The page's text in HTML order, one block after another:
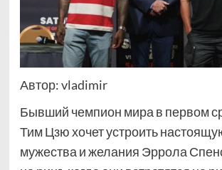
Автор: vladimir
Бывший чемпион мира в первом
Тим Цзю хочет устроить
мужества и желания Эррола